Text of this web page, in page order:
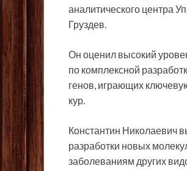
аналитического центра
Груздев.
Он оценил высокий
по комплексной
генов, играющих
кур.
Константин Николаевич
разработки новых
заболеваниям других